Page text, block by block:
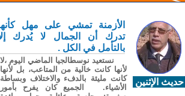
حديث الإثنين
الأزمنة تمشي على مهل كأنها
تدرك أن الجمال لا يُدرك إلا
بالتأمل في الكل .
نستعيد نوسطالجيا الماضي اليوم ،لا
لأنها كانت خالية من المتاعب، بل لأنها
كانت مليئة بالدفء والاختلاف وبساطة
الأشياء. الجميع كان يفرح بأمور